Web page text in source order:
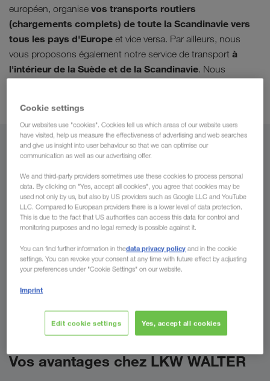
européen, organise vos transports routiers
(chargements complets) de toute la Scandinavie vers
tous les pays d'Europe et vice versa. Par ailleurs, nous
vous proposons également notre service de transport à
l'intérieur de la Suède et de la Scandinavie. Nous
De
Luxembourg
Vers
Pays
Demander un devis
Vos avantages chez LKW WALTER
Cookie settings
Our websites use "cookies". Cookies tell us which areas of our website users
have visited, help us measure the effectiveness of advertising and web searches
and give us insight into user behaviour so that we can optimise our
communication as well as our advertising offer.
We and third-party providers sometimes use these cookies to process personal
data. By clicking on "Yes, accept all cookies", you agree that cookies may be
used not only by us, but also by US providers such as Google LLC and YouTube
LLC. Compared to European providers there is a lower level of data protection.
This is due to the fact that US authorities can access this data for control and
monitoring purposes and no legal remedy is possible against it.
You can find further information in thedata privacy policy and in the cookie
settings. You can revoke your consent at any time with future effect by adjusting
your preferences under "Cookie Settings" on our website.
Imprint
Edit cookie settings Yes, accept all cookies